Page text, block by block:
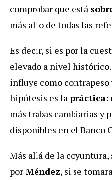
comprobar que está
más alto de todas las
Es decir, si es por la
elevado a nivel
influye como contrapeso
hipótesis es lapráctica:
más trabas cambiarias y
disponibles en el Banco
Más allá de la coyuntura,
por Méndez, si se